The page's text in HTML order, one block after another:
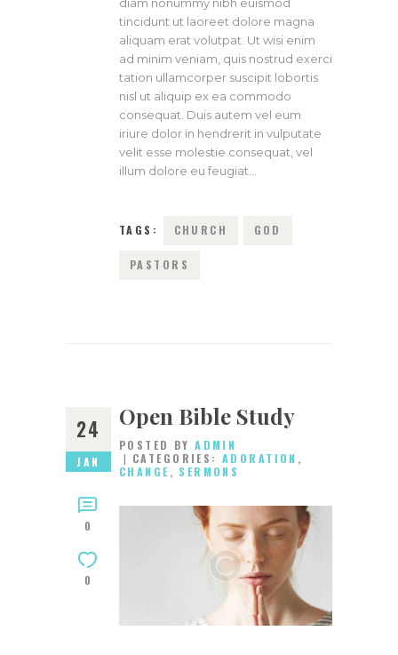
tincidunt ut laoreet dolore magna
aliquam erat volutpat. Ut wisi enim
ad minim veniam, quis nostrud exerci
tation ullamcorper suscipit lobortis
nisl ut aliquip ex ea commodo
consequat. Duis autem vel eum
iriure dolor in hendrerit in vulputate
velit esse molestie consequat, vel
illum dolore eu feugiat…
TAGS: CHURCH GOD
PASTORS
24
JAN
0
0
Open Bible Study
POSTED BYADMIN
CATEGORIES:ADORATION ,
CHANGE, SERMONS